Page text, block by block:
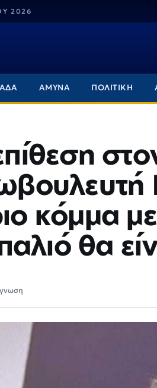
2026
ΑΜΥΝΑ ΠΟΛΙΤΙΚΗ
κόμμα
θα